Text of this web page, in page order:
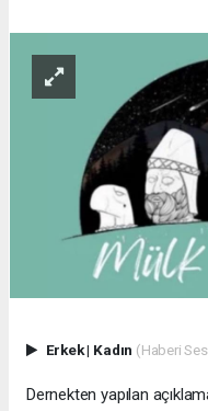
Erkek| Kadın (Haberi
Dernekten yapılan